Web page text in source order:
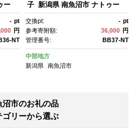
ー
- pt
円
NT
子 新潟県 南魚沼市 ナトゥー
フ 計6箱
交換pt: - pt
参考寄附額:
36,000 円
管理番号:
BB37-NT
中部地方
新潟県 南魚沼市
沼市のお礼の品
ゴリーから選ぶ